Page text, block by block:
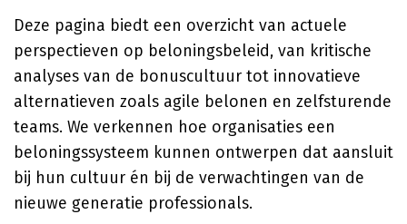
Deze pagina biedt een overzicht van actuele
perspectieven op beloningsbeleid, van kritische
analyses van de bonuscultuur tot innovatieve
alternatieven zoals agile belonen en zelfsturende
teams. We verkennen hoe organisaties een
beloningssysteem kunnen ontwerpen dat aansluit
bij hun cultuur én bij de verwachtingen van de
nieuwe generatie professionals.